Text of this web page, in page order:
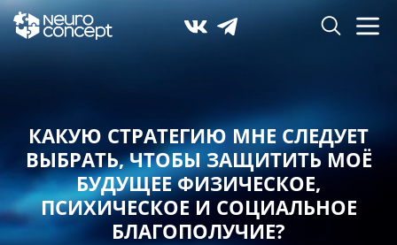
КАКУЮ СТРАТЕГИЮ МНЕ СЛЕДУЕТ
ВЫБРАТЬ,ЧТОБЫ ЗАЩИТИТЬ МОЁ
БУДУЩЕЕ ФИЗИЧЕСКОЕ,
ПСИХИЧЕСКОЕ И СОЦИАЛЬНОЕ
БЛАГОПОЛУЧИЕ?